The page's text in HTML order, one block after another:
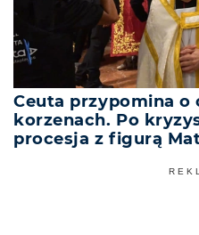
Ceuta przypomina
korzenach. Po
procesja z figurą